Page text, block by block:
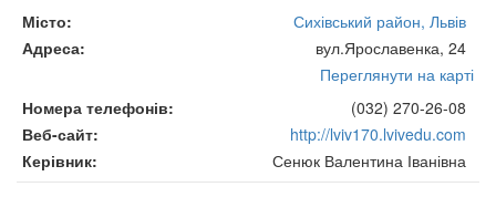
Місто
Сихівський район, Львів
Адреса
вул.Ярославенка, 24
Переглянути на карті
Номера телефонів
(032) 270-26-08
Веб-сайт
http://lviv170.lvivedu.com
Керівник
Сенюк Валентина Іванівна